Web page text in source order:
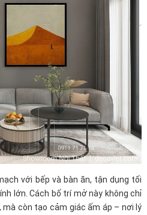
với bếp và bàn ăn, tận dụng tối
lớn. Cách bố trí mở này không chỉ
mà còn tạo cảm giác ấm áp – nơi lý